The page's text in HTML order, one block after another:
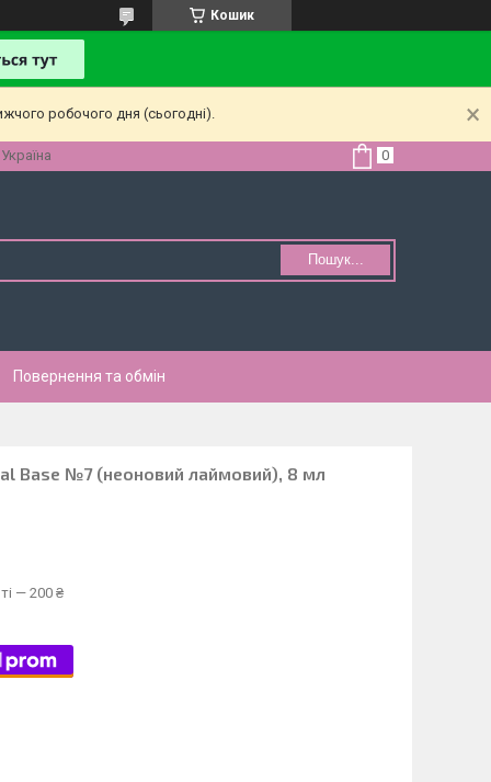
Кошик
робочого дня (сьогодні).
Пошук...
Повернення та обмін
Base №7 (неоновий лаймовий), 8 мл
— 200 ₴